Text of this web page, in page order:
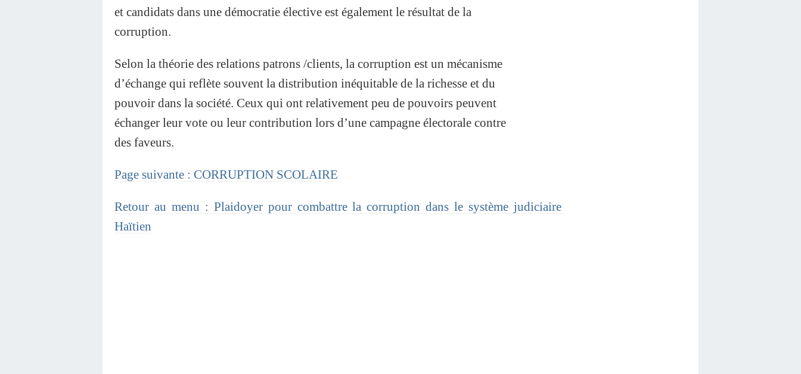
et candidats dans une démocratie élective est également le résultat de la
corruption.
Selon la théorie des relations patrons /clients, la corruption est un mécanisme
d’échange qui reflète souvent la distribution inéquitable de la richesse et du
pouvoir dans la société. Ceux qui ont relativement peu de pouvoirs peuvent
échanger leur vote ou leur contribution lors d’une campagne électorale contre
des faveurs.
Page suivante : CORRUPTION SCOLAIRE
Retour au menu : Plaidoyer pour combattre la corruption dans le système judiciaire
Haïtien